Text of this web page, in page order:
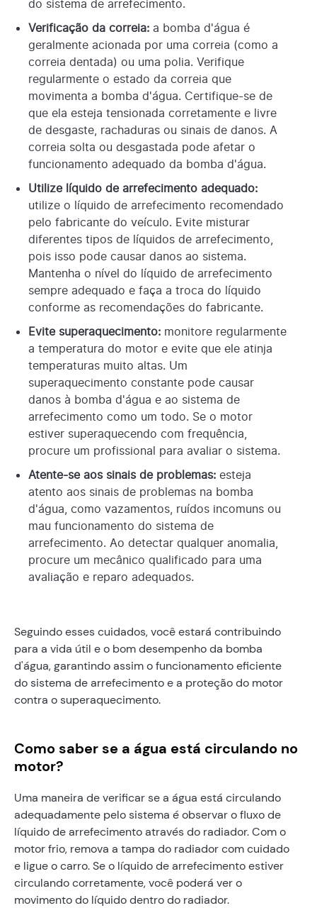
do sistema de arrefecimento.
Verificação da correia: a bomba d'água é
geralmente acionada por uma correia (como a
correia dentada) ou uma polia. Verifique
regularmente o estado da correia que
movimenta a bomba d'água. Certifique-se de
que ela esteja tensionada corretamente e livre
de desgaste, rachaduras ou sinais de danos. A
correia solta ou desgastada pode afetar o
funcionamento adequado da bomba d'água.
Utilize líquido de arrefecimento adequado:
utilize o líquido de arrefecimento recomendado
pelo fabricante do veículo. Evite misturar
diferentes tipos de líquidos de arrefecimento,
pois isso pode causar danos ao sistema.
Mantenha o nível do líquido de arrefecimento
sempre adequado e faça a troca do líquido
conforme as recomendações do fabricante.
Evite superaquecimento: monitore regularmente
a temperatura do motor e evite que ele atinja
temperaturas muito altas. Um
superaquecimento constante pode causar
danos à bomba d'água e ao sistema de
arrefecimento como um todo. Se o motor
estiver superaquecendo com frequência,
procure um profissional para avaliar o sistema.
Atente-se aos sinais de problemas: esteja
atento aos sinais de problemas na bomba
d'água, como vazamentos, ruídos incomuns ou
mau funcionamento do sistema de
arrefecimento. Ao detectar qualquer anomalia,
procure um mecânico qualificado para uma
avaliação e reparo adequados.
Seguindo esses cuidados, você estará contribuindo
para a vida útil e o bom desempenho da bomba
d'água, garantindo assim o funcionamento eficiente
do sistema de arrefecimento e a proteção do motor
contra o superaquecimento.
Como saber se a água está circulando no
motor?
Uma maneira de verificar se a água está circulando
adequadamente pelo sistema é observar o fluxo de
líquido de arrefecimento através do radiador. Com o
motor frio, remova a tampa do radiador com cuidado
e ligue o carro. Se o líquido de arrefecimento estiver
circulando corretamente, você poderá ver o
movimento do líquido dentro do radiador.